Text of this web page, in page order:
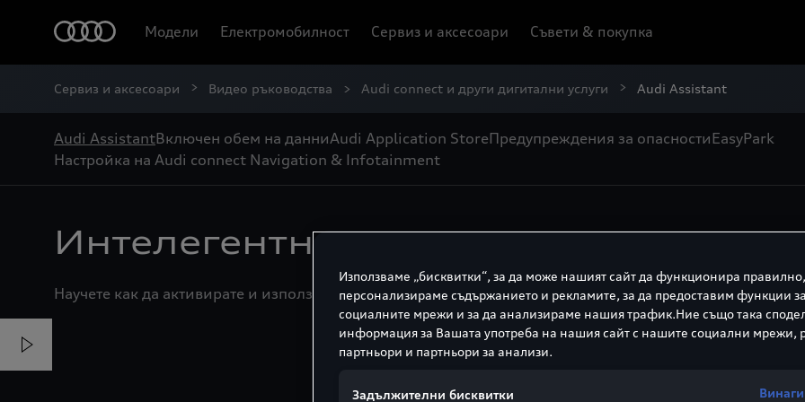
Модели Електромобилност Сервиз и аксесоари Съвети & покупка
Сервиз и аксесоари Видео ръководства Audi connect и други дигитални услуги Audi Assistant
Audi AssistantВключен обем на данниAudi Application StoreПредупреждения за опасностиEasyPark
Настройка на Audi connect Navigation & Infotainment
Интелегентно гласово управление
Научете как да активирате и използвате Audi assistant , за да управлявате множество функции чрез
Може би Ви интересува
Използваме „бисквитки“, за да може нашият сайт да функционира
персонализираме съдържанието и рекламите, за да предоставим функции за
социалните мрежи и за да анализираме нашия трафик.Ние също така
информация за Вашата употреба на нашия сайт с нашите социални мрежи,
партньори и партньори за анализи.
Задължителни бисквитки